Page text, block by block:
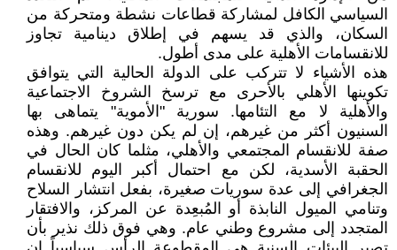
السياسي الكافل لمشاركة قطاعات نشطة ومتحركة من
السكان، والذي قد يسهم في إطلاق دينامية تجاوز
للانقسامات الأهلية على مدى أطول.
هذه الأشياء لا تتركب على الدولة الحالية التي يتوافق
تكوينها الأهلي بالأحرى مع ترسخ الشروخ الاجتماعية
والأهلية لا مع التئامها. سورية "الأموية" يتماهى بها
السنيون أكثر من غيرهم، إن لم يكن دون غيرهم. وهذه
صفة للانقسام المجتمعي والأهلي، مثلما كان الحال في
الحقبة الأسدية، لكن مع احتمال أكبر اليوم للانقسام
الجغرافي إلى عدة سوريات صغيرة، بفعل انتشار السلاح
وتنامي الميول النابذة أو المُبعِدة عن المركز، والافتقار
المتجدد إلى مشروع وطني عام. وهي فوق ذلك نذير بأن